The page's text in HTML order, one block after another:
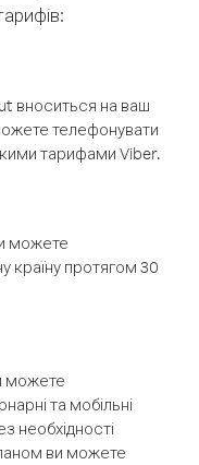
вноситься на ваш
телефонувати
тарифами Viber.
можете
країну протягом 30
можете
та мобільні
необхідності
ви можете